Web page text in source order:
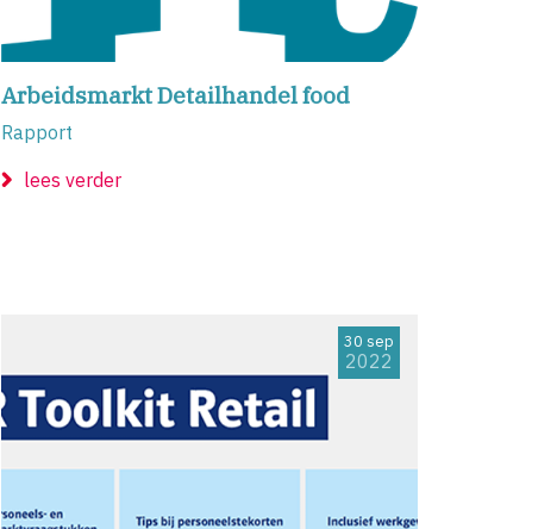
Arbeidsmarkt Detailhandel food
Rapport
lees verder
30 sep
2022